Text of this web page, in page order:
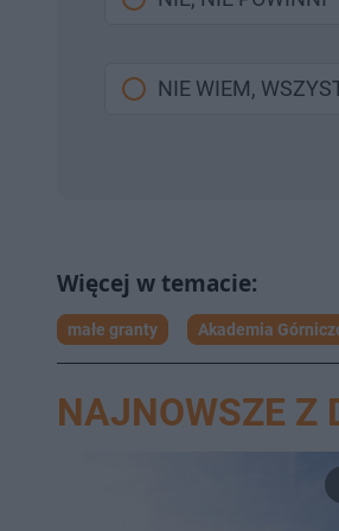
NIE WIEM,
małe granty Akademia
NAJNOWSZE Z